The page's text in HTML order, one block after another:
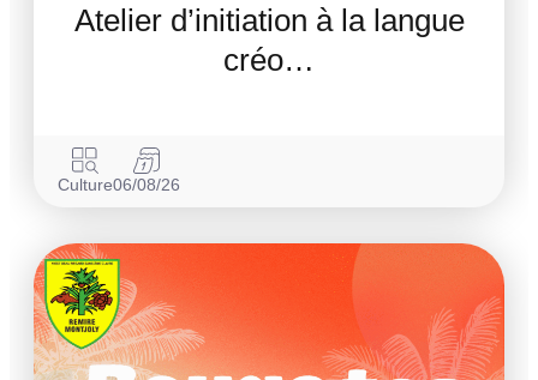
Atelier d’initiation à la langue
créo…
Culture06/08/26